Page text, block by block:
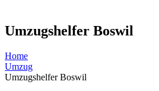
Umzugshelfer Boswil
Home
Umzug
Umzugshelfer Boswil